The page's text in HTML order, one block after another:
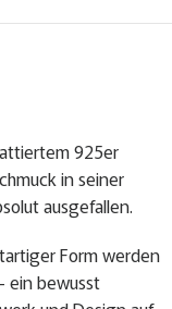
925er
in seiner
ausgefallen.
Form werden
ein bewusst